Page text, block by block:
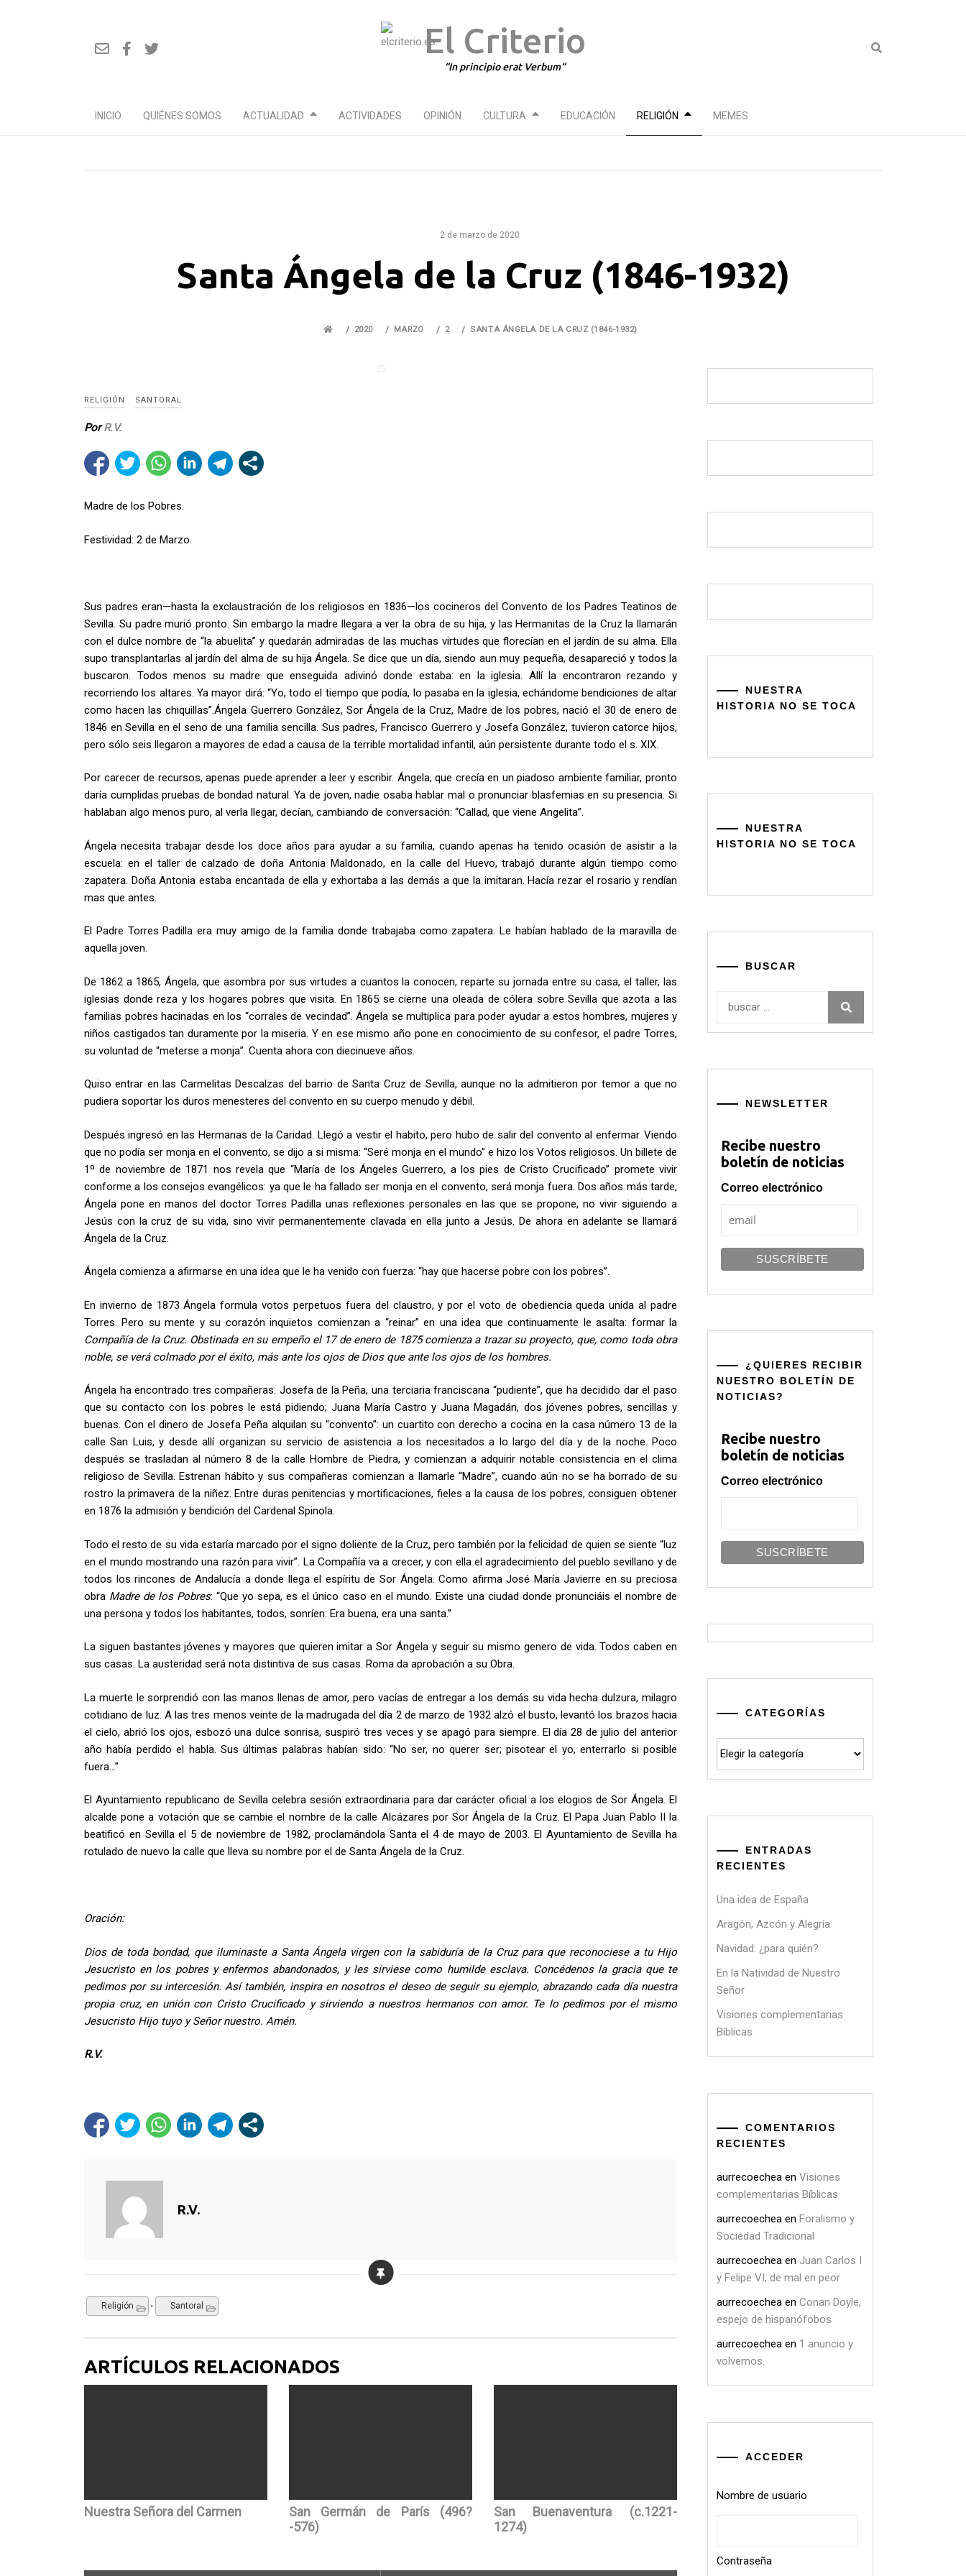
El Criterio
In principio erat Verbum
INICIO QUIÉNES SOMOS ACTUALIDAD ACTIVIDADES OPINIÓN CULTURA EDUCACIÓN RELIGIÓN MEMES
2 de marzo de 2020
Santa Ángela de la Cruz (1846-1932)
2020 MARZO 2 SANTA ÁNGELA DE LA CRUZ (1846-1932)
RELIGIÓN SANTORAL
PorR.V.
Madre de los Pobres.
Festividad: 2 de Marzo.
Sus padres eran—hasta la exclaustración de los religiosos en 1836—los cocineros del Convento de los Padres Teatinos de
Sevilla. Su padre murió pronto. Sin embargo la madre llegara a ver la obra de su hija, y las Hermanitas de la Cruz la llamarán
con el dulce nombre de “la abuelita” y quedarán admiradas de las muchas virtudes que florecían en el jardín de su alma. Ella
supo transplantarlas al jardín del alma de su hija Ángela. Se dice que un día, siendo aun muy pequeña, desapareció y todos la
buscaron. Todos menos su madre que enseguida adivinó donde estaba: en la iglesia. Allí la encontraron rezando y
recorriendo los altares. Ya mayor dirá: “Yo, todo el tiempo que podía, lo pasaba en la iglesia, echándome bendiciones de altar
como hacen las chiquillas”.Ángela Guerrero González, Sor Ángela de la Cruz, Madre de los pobres, nació el 30 de enero de
1846 en Sevilla en el seno de una familia sencilla. Sus padres, Francisco Guerrero y Josefa González, tuvieron catorce hijos,
pero sólo seis llegaron a mayores de edad a causa de la terrible mortalidad infantil, aún persistente durante todo el s. XIX.
Por carecer de recursos, apenas puede aprender a leer y escribir. Ángela, que crecía en un piadoso ambiente familiar, pronto
daría cumplidas pruebas de bondad natural. Ya de joven, nadie osaba hablar mal o pronunciar blasfemias en su presencia. Si
hablaban algo menos puro, al verla llegar, decían, cambiando de conversación: “Callad, que viene Angelita”.
Ángela necesita trabajar desde los doce años para ayudar a su familia, cuando apenas ha tenido ocasión de asistir a la
escuela: en el taller de calzado de doña Antonia Maldonado, en la calle del Huevo, trabajó durante algún tiempo como
zapatera. Doña Antonia estaba encantada de ella y exhortaba a las demás a que la imitaran. Hacía rezar el rosario y rendían
mas que antes.
El Padre Torres Padilla era muy amigo de la familia donde trabajaba como zapatera. Le habían hablado de la maravilla de
aquella joven.
De 1862 a 1865, Ángela, que asombra por sus virtudes a cuantos la conocen, reparte su jornada entre su casa, el taller, las
iglesias donde reza y los hogares pobres que visita. En 1865 se cierne una oleada de cólera sobre Sevilla que azota a las
familias pobres hacinadas en los “corrales de vecindad”. Ángela se multiplica para poder ayudar a estos hombres, mujeres y
niños castigados tan duramente por la miseria. Y en ese mismo año pone en conocimiento de su confesor, el padre Torres,
su voluntad de “meterse a monja”. Cuenta ahora con diecinueve años.
Quiso entrar en las Carmelitas Descalzas del barrio de Santa Cruz de Sevilla, aunque no la admitieron por temor a que no
pudiera soportar los duros menesteres del convento en su cuerpo menudo y débil.
Después ingresó en las Hermanas de la Caridad. Llegó a vestir el habito, pero hubo de salir del convento al enfermar. Viendo
que no podía ser monja en el convento, se dijo a si misma: “Seré monja en el mundo” e hizo los Votos religiosos. Un billete de
1º de noviembre de 1871 nos revela que “María de los Ángeles Guerrero, a los pies de Cristo Crucificado” promete vivir
conforme a los consejos evangélicos: ya que le ha fallado ser monja en el convento, será monja fuera. Dos años más tarde,
Ángela pone en manos del doctor Torres Padilla unas reflexiones personales en las que se propone, no vivir siguiendo a
Jesús con la cruz de su vida, sino vivir permanentemente clavada en ella junto a Jesús. De ahora en adelante se llamará
Ángela de la Cruz.
Ángela comienza a afirmarse en una idea que le ha venido con fuerza: “hay que hacerse pobre con los pobres”.
En invierno de 1873 Ángela formula votos perpetuos fuera del claustro, y por el voto de obediencia queda unida al padre
Torres. Pero su mente y su corazón inquietos comienzan a “reinar” en una idea que continuamente le asalta: formar la
Compañíade la Cruz. Obstinada en su empeño el 17 de enero de 1875 comienza a trazar su proyecto, que, como toda obra
noble, se verá colmado por el éxito, más ante los ojos de Dios que ante los ojos de los hombres.
Ángela ha encontrado tres compañeras: Josefa de la Peña, una terciaria franciscana “pudiente”, que ha decidido dar el paso
que su contacto con los pobres le está pidiendo; Juana María Castro y Juana Magadán, dos jóvenes pobres, sencillas y
buenas. Con el dinero de Josefa Peña alquilan su “convento”: un cuartito con derecho a cocina en la casa número 13 de la
calle San Luis, y desde allí organizan su servicio de asistencia a los necesitados a lo largo del día y de la noche. Poco
después se trasladan al número 8 de la calle Hombre de Piedra, y comienzan a adquirir notable consistencia en el clima
religioso de Sevilla. Estrenan hábito y sus compañeras comienzan a llamarle “Madre”, cuando aún no se ha borrado de su
rostro la primavera de la niñez. Entre duras penitencias y mortificaciones, fieles a la causa de los pobres, consiguen obtener
en 1876 la admisión y bendición del Cardenal Spinola.
Todo el resto de su vida estaría marcado por el signo doliente de la Cruz, pero también por la felicidad de quien se siente “luz
en el mundo mostrando una razón para vivir”. La Compañía va a crecer, y con ella el agradecimiento del pueblo sevillano y de
todos los rincones de Andalucía a donde llega el espíritu de Sor Ángela. Como afirma José María Javierre en su preciosa
obra Madre de los Pobres: “Que yo sepa, es el único caso en el mundo. Existe una ciudad donde pronunciáis el nombre de
una persona y todos los habitantes, todos, sonríen: Era buena, era una santa.”
La siguen bastantes jóvenes y mayores que quieren imitar a Sor Ángela y seguir su mismo genero de vida. Todos caben en
sus casas. La austeridad será nota distintiva de sus casas. Roma da aprobación a su Obra.
La muerte le sorprendió con las manos llenas de amor, pero vacías de entregar a los demás su vida hecha dulzura, milagro
cotidiano de luz. A las tres menos veinte de la madrugada del día 2 de marzo de 1932 alzó el busto, levantó los brazos hacia
el cielo, abrió los ojos, esbozó una dulce sonrisa, suspiró tres veces y se apagó para siempre. El día 28 de julio del anterior
año había perdido el habla. Sus últimas palabras habían sido: “No ser, no querer ser; pisotear el yo, enterrarlo si posible
fuera…”
El Ayuntamiento republicano de Sevilla celebra sesión extraordinaria para dar carácter oficial a los elogios de Sor Ángela. El
alcalde pone a votación que se cambie el nombre de la calle Alcázares por Sor Ángela de la Cruz. El Papa Juan Pablo II la
beatificó en Sevilla el 5 de noviembre de 1982, proclamándola Santa el 4 de mayo de 2003. El Ayuntamiento de Sevilla ha
rotulado de nuevo la calle que lleva su nombre por el de Santa Ángela de la Cruz.
Oración:
Dios de toda bondad, que iluminaste a Santa Ángela virgen con la sabiduría de la Cruz para que reconociese a tu Hijo
Jesucristo en los pobres y enfermos abandonados, y les sirviese como humilde esclava. Concédenos la gracia que te
pedimos por su intercesión. Así también, inspira en nosotros el deseo de seguir su ejemplo, abrazando cada día nuestra
propia cruz, en unión con Cristo Crucificado y sirviendo a nuestros hermanos con amor. Te lo pedimos por el mismo
Jesucristo Hijo tuyo y Señor nuestro. Amén.
R.V.
R.V.
Religión , Santoral
ARTÍCULOS RELACIONADOS
Nuestra Señora del Carmen
San Germán de París (496?
-576)
San Buenaventura (c.1221-
1274)
Navegación
NUESTRA
HISTORIA NO SE TOCA
NUESTRA
HISTORIA NO SE TOCA
BUSCAR
NEWSLETTER
Recibe nuestro
boletín de noticias
Correo electrónico
¿QUIERES RECIBIR
NUESTRO BOLETÍN DE
NOTICIAS?
Recibe nuestro
boletín de noticias
Correo electrónico
CATEGORÍAS
ENTRADAS
RECIENTES
Una idea de España
Aragón, Azcón y Alegría
Navidad: ¿para quién?
En la Natividad de Nuestro
Señor
Visiones complementarias
Bíblicas
COMENTARIOS
RECIENTES
aurrecoechea en Visiones
complementarias Bíblicas
aurrecoechea en Foralismo y
Sociedad Tradicional
aurrecoechea en Juan Carlos I
y Felipe VI, de mal en peor
aurrecoechea en Conan Doyle,
espejo de hispanófobos
aurrecoechea en 1 anuncio y
volvemos.
ACCEDER
Nombre de usuario
Contraseña